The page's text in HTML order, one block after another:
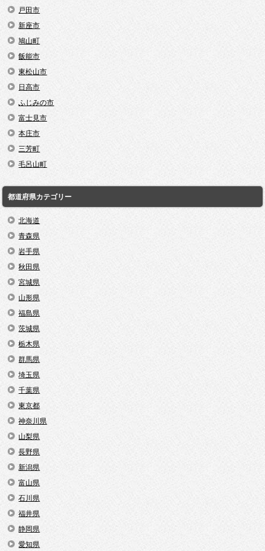
戸田市
新座市
鳩山町
飯能市
東松山市
日高市
ふじみの市
富士見市
本庄市
三芳町
毛呂山町
都道府県カテゴリー
北海道
青森県
岩手県
秋田県
宮城県
山形県
福島県
茨城県
栃木県
群馬県
埼玉県
千葉県
東京都
神奈川県
山梨県
長野県
新潟県
富山県
石川県
福井県
静岡県
愛知県